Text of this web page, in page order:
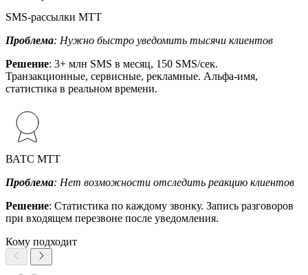
SMS-рассылки МТТ
Проблема: Нужно быстро уведомить тысячи клиентов
Решение: 3+ млн SMS в месяц, 150 SMS/сек.
Транзакционные, сервисные, рекламные. Альфа-имя,
статистика в реальном времени.
ВАТС МТТ
Проблема: Нет возможности отследить реакцию клиентов
Решение: Статистика по каждому звонку. Запись разговоров
при входящем перезвоне после уведомления.
Кому подходит